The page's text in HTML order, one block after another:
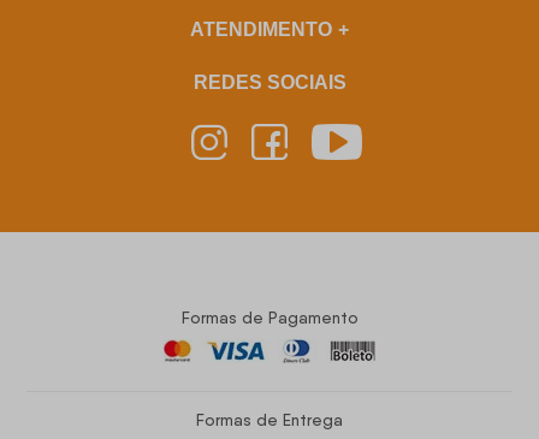
ATENDIMENTO
REDES SOCIAIS
Formas de Pagamento
Formas de Entrega